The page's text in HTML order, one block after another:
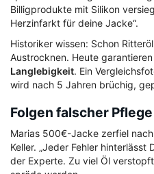
Billigprodukte mit Silikon
Herzinfarkt für deine Jacke“.
Historiker wissen: Schon
Austrocknen. Heute
Langlebigkeit. Ein
wird nach 5 Jahren brüchig,
Folgen falscher
Marias 500€-Jacke zerfiel
Keller. „Jeder Fehler hinterlässt
der Experte. Zu viel Öl